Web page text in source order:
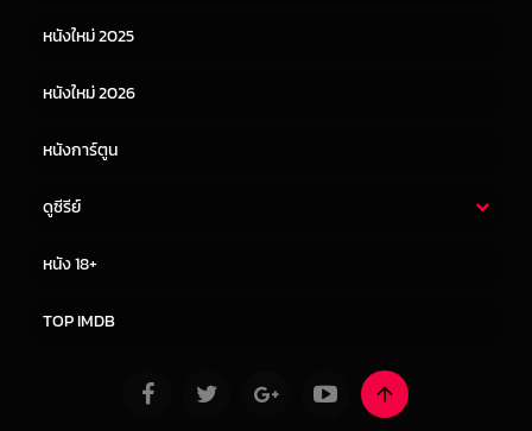
หนังจีน
หนังใหม่ 2025
หนังใหม่ 2026
หนังการ์ตูน
ดูซีรีย์
หนัง 18+
TOP IMDB